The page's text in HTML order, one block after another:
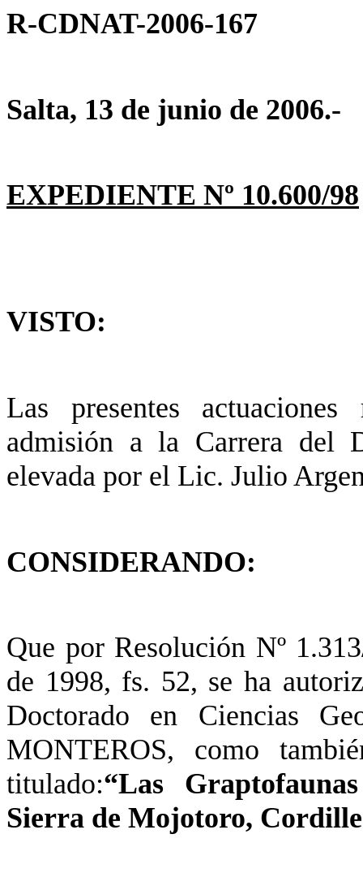
R-CDNAT-2006-167
Salta, 13 de junio de 2006.-
EXPEDIENTE Nº 10.600/98
VISTO:
Las presentes
admisión a la Carrera del
elevada por el Lic. Julio
CONSIDERANDO:
Que por Resolución Nº
de 1998, fs. 52, se ha
Doctorado en Ciencias
MONTEROS, como
titulado:“Las
Sierra de Mojotoro,